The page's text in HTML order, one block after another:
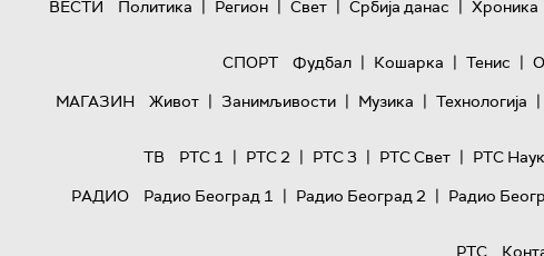
ВЕСТИ Политика | Регион | Свет | Србија данас | Хроника
СПОРТ
Фудбал | Кошарка | Тенис |
МАГАЗИН
Живот | Занимљивости | Музика | Технологијa |
ТВ
РТС 1 | РТС 2 | РТС 3 | РТС Свет | РТС
РАДИО
Радио Београд 1 | Радио Београд 2 | Радио
РТС